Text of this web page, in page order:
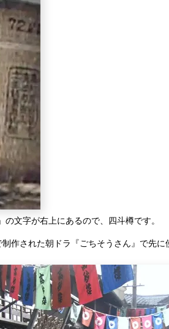
の文字が右上にあるので、四斗樽です。
制作された朝ドラ『ごちそうさん』で先